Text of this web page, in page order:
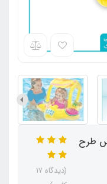
طرح
(دیدگاه 17